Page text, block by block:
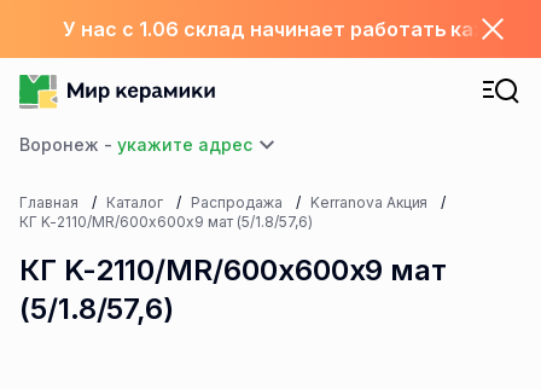
У нас с 1.06 склад начинает работать каждый
Воронеж -
Главная Каталог Распродажа
Kerranova Акция
КГ K-2110/MR/600x600x9 мат (5/1.8/57,6)
КГ K-2110/MR/600x600x9 мат
(5/1.8/57,6)